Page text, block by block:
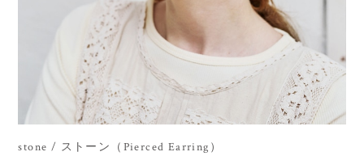
stone / ストーン（Pierced Earring）